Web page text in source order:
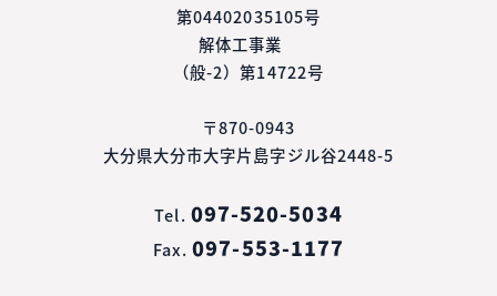
第04402035105号
解体工事業
（般-2）第14722号
〒870-0943
大分県大分市大字片島字ジル谷2448-5
Tel. 097-520-5034
Fax.097-553-1177